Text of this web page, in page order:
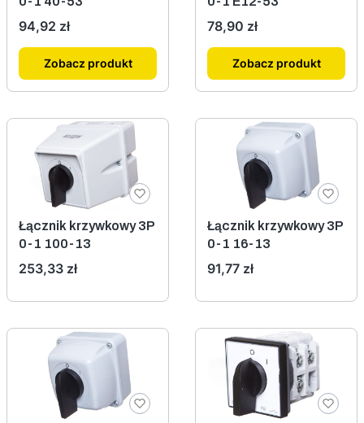
Cena
94,92 zł
Zobacz produkt
Cena
78,90 zł
Zobacz produkt
Łącznik krzywkowy 3P
0-1 100-13
Cena
253,33 zł
Łącznik krzywkowy 3P
0-1 16-13
Cena
91,77 zł